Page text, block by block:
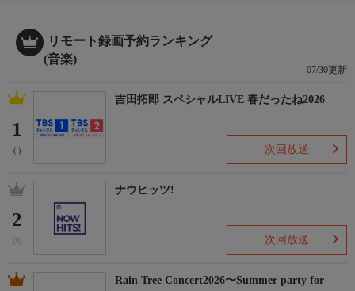
リモート録画予約ランキング
(音楽)
07/30更新
1
(-)
吉田拓郎 スペシャルLIVE 春だったね2026
次回放送
2
(3)
ナウヒッツ!
次回放送
Rain Tree Concert2026〜Summer party for